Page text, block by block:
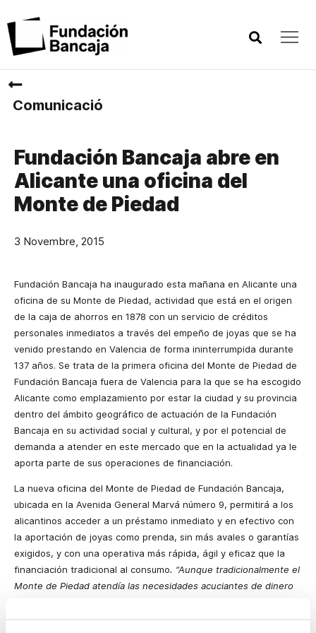
Comunicació
Fundación Bancaja abre en
Alicante una oficina del
Monte de Piedad
3 Novembre, 2015
Fundación Bancaja ha inaugurado esta mañana en Alicante una
oficina de su Monte de Piedad, actividad que está en el origen
de la caja de ahorros en 1878 con un servicio de créditos
personales inmediatos a través del empeño de joyas que se ha
venido prestando en Valencia de forma ininterrumpida durante
137 años. Se trata de la primera oficina del Monte de Piedad de
Fundación Bancaja fuera de Valencia para la que se ha escogido
Alicante como emplazamiento por estar la ciudad y su provincia
dentro del ámbito geográfico de actuación de la Fundación
Bancaja en su actividad social y cultural, y por el potencial de
demanda a atender en este mercado que en la actualidad ya le
aporta parte de sus operaciones de financiación.
La nueva oficina del Monte de Piedad de Fundación Bancaja,
ubicada en la Avenida General Marvá número 9, permitirá a los
alicantinos acceder a un préstamo inmediato y en efectivo con
la aportación de joyas como prenda, sin más avales o garantías
exigidos, y con una operativa más rápida, ágil y eficaz que la
financiación tradicional al consumo. “Aunque tradicionalmente el
Monte de Piedad atendía las necesidades acuciantes de dinero